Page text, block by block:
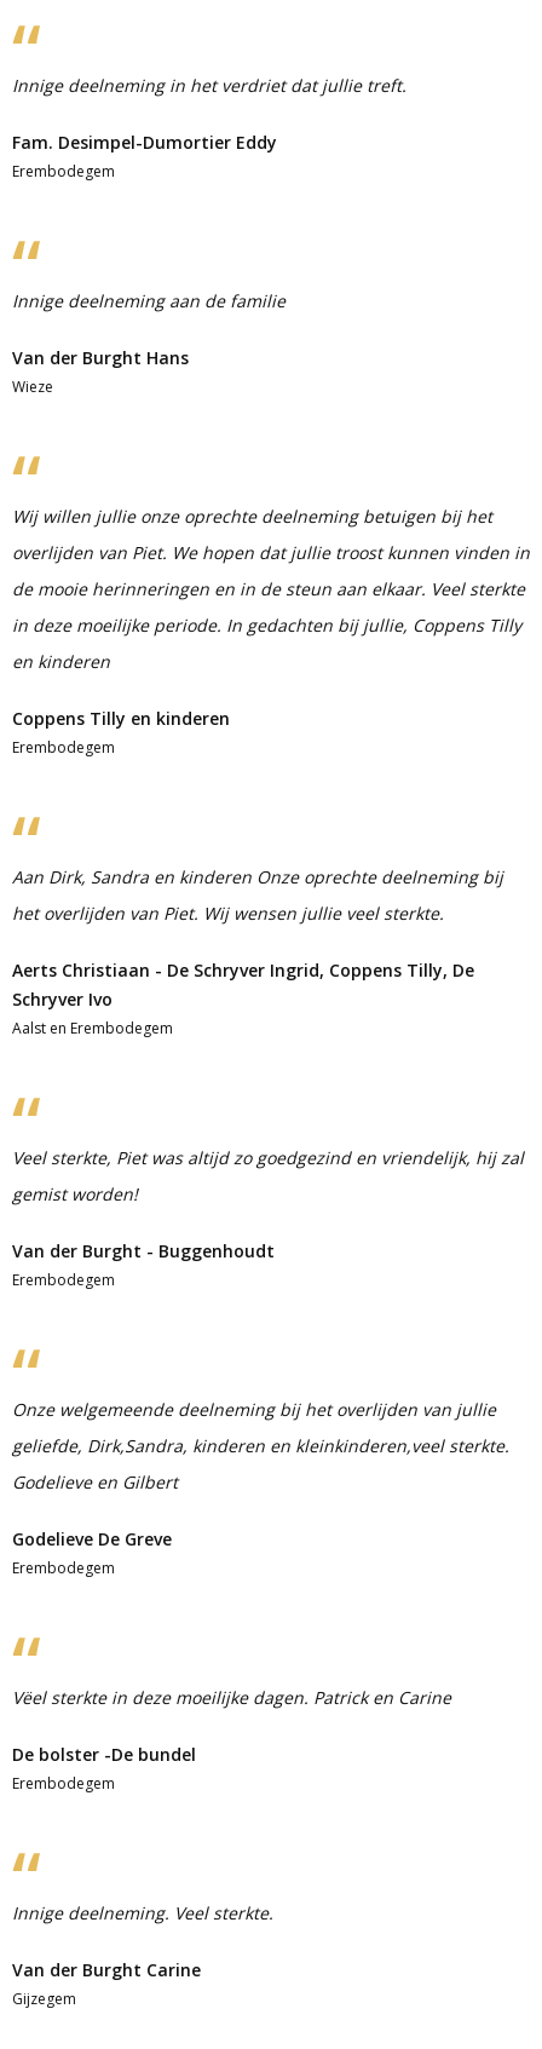
Innige deelneming in het verdriet dat jullie treft.
Fam. Desimpel-Dumortier Eddy
Erembodegem
Innige deelneming aan de familie
Van der Burght Hans
Wieze
Wij willen jullie onze oprechte deelneming betuigen bij het
overlijden van Piet. We hopen dat jullie troost kunnen vinden in
de mooie herinneringen en in de steun aan elkaar. Veel sterkte
in deze moeilijke periode. In gedachten bij jullie, Coppens Tilly
en kinderen
Coppens Tilly en kinderen
Erembodegem
Aan Dirk, Sandra en kinderen Onze oprechte deelneming bij
het overlijden van Piet. Wij wensen jullie veel sterkte.
Aerts Christiaan - De Schryver Ingrid, Coppens Tilly, De
Schryver Ivo
Aalst en Erembodegem
Veel sterkte, Piet was altijd zo goedgezind en vriendelijk, hij zal
gemist worden!
Van der Burght - Buggenhoudt
Erembodegem
Onze welgemeende deelneming bij het overlijden van jullie
geliefde, Dirk,Sandra, kinderen en kleinkinderen,veel sterkte.
Godelieve en Gilbert
Godelieve De Greve
Erembodegem
Vëel sterkte in deze moeilijke dagen. Patrick en Carine
De bolster -De bundel
Erembodegem
Innige deelneming. Veel sterkte.
Van der Burght Carine
Gijzegem